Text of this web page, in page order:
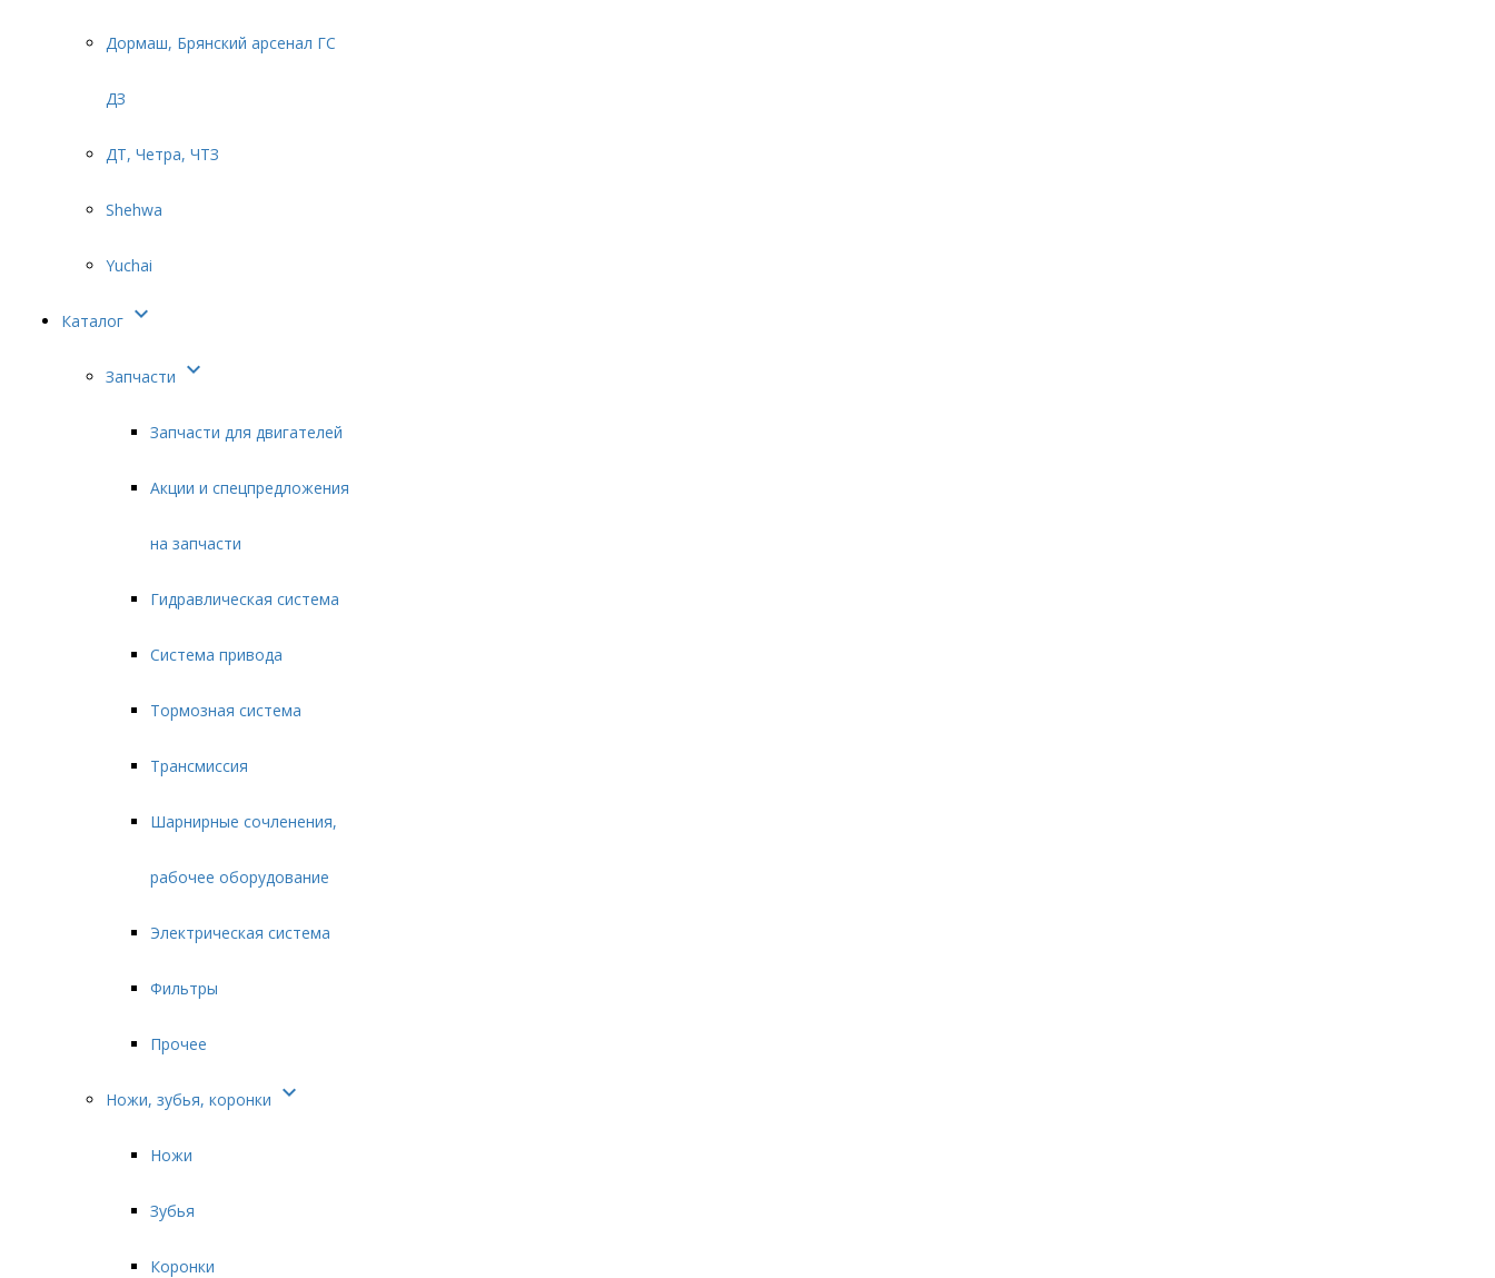
Дормаш, Брянский арсенал ГС
ДЗ
ДТ, Четра, ЧТЗ
Shehwa
Yuchai
Каталог 
Запчасти 
Запчасти для двигателей
Акции и спецпредложения
на запчасти
Гидравлическая система
Система привода
Тормозная система
Трансмиссия
Шарнирные сочленения,
рабочее оборудование
Электрическая система
Фильтры
Прочее
Ножи, зубья, коронки 
Ножи
Зубья
Коронки